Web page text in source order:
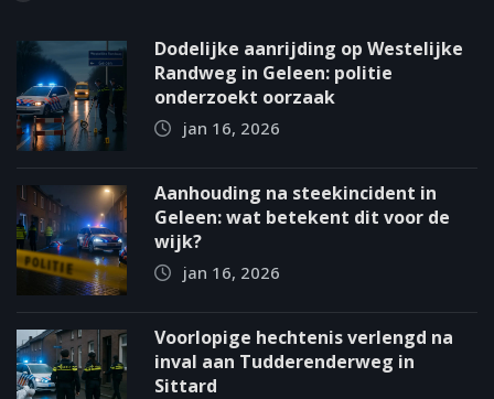
Dodelijke aanrijding op Westelijke
Randweg in Geleen: politie
onderzoekt oorzaak
jan 16, 2026
Aanhouding na steekincident in
Geleen: wat betekent dit voor de
wijk?
jan 16, 2026
Voorlopige hechtenis verlengd na
inval aan Tudderenderweg in
Sittard